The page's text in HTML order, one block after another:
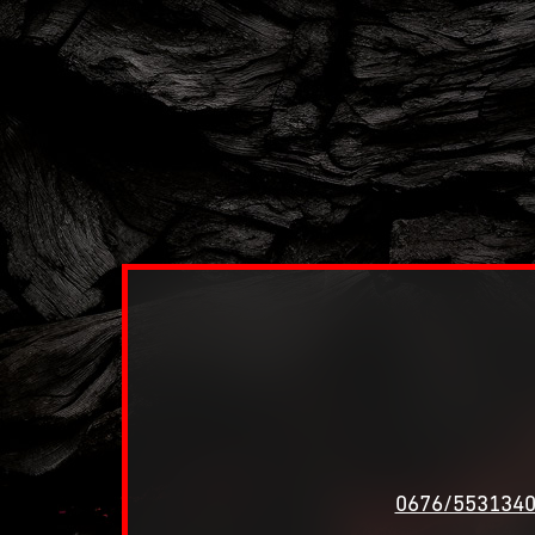
0676/5531340